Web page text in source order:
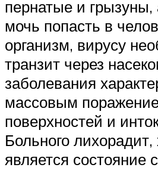
пернатые и грызуны,
мочь попасть в
организм, вирусу
транзит через
заболевания
массовым
поверхностей и
Больного
является состояние